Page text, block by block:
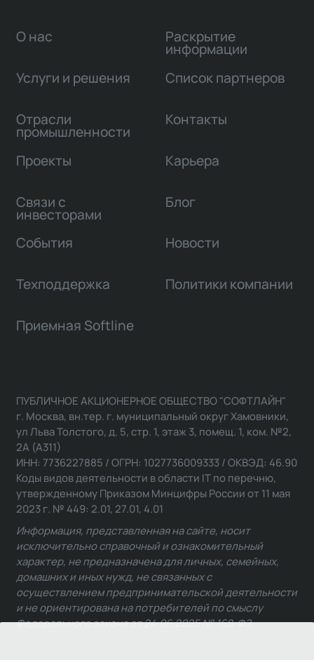
О нас
Услуги и решения
Отрасли
промышленности
Проекты
Связи с
инвесторами
Раскрытие
информации
Список партнеров
Контакты
Карьера
Блог
События Новости
Техподдержка Политики компании
Приемная Softline
ПУБЛИЧНОЕ АКЦИОНЕРНОЕ ОБЩЕСТВО "СОФТЛАЙН"
г. Москва, вн.тер. г. муниципальный округ Хамовники,
ул Льва Толстого, д. 5, стр. 1, этаж 3, помещ. 1, ком. №2,
2А (А311)
ИНН: 7736227885 / ОГРН: 1027736009333 / ОКВЭД: 46.90
Коды видов деятельности в области IT по перечню,
утвержденному Приказом Минцифры России от 11 мая
2023 г. № 449: 2.01, 27.01, 4.01
Информация, представленная на сайте, носит
исключительно справочный и ознакомительный
характер, не предназначена для личных, семейных,
домашних и иных нужд, не связанных с
осуществлением предпринимательской деятельности
и не ориентирована на потребителей по смыслу
Федерального закона от 24.06.2025 № 168-ФЗ.